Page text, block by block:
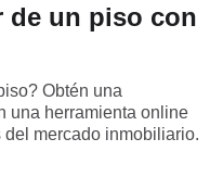
de un piso con
Obtén una
una herramienta online
mercado inmobiliario.